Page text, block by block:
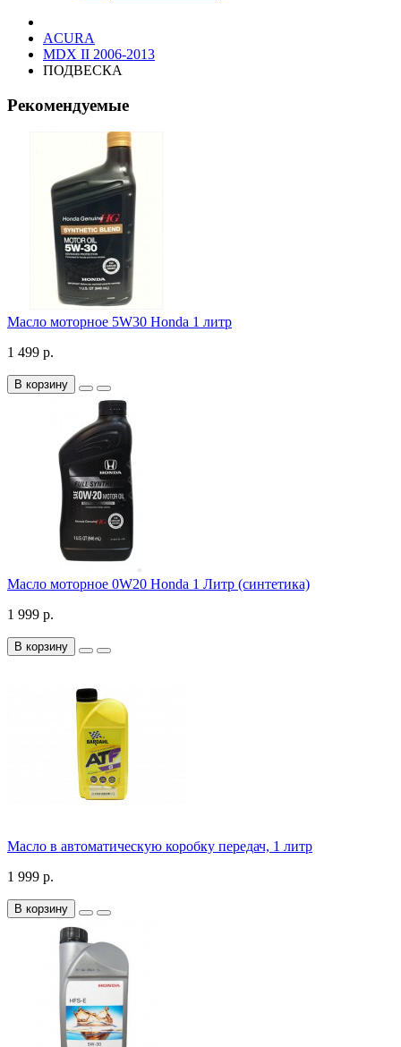
ACURA
MDX II 2006-2013
ПОДВЕСКА
Рекомендуемые
Масло моторное 5W30 Honda 1 литр
1 499 р.
В корзину
Масло моторное 0W20 Honda 1 Литр (синтетика)
1 999 р.
В корзину
Масло в автоматическую коробку передач, 1 литр
1 999 р.
В корзину